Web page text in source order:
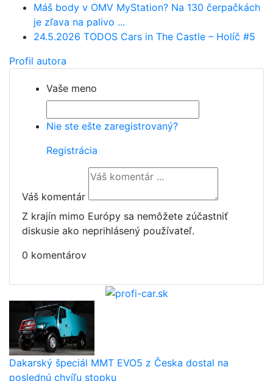
Máš body v OMV MyStation? Na 130 čerpačkách
je zľava na palivo ...
24.5.2026 TODOS Cars in The Castle – Holíč #5
Profil autora
Vaše meno
Nie ste ešte zaregistrovaný?
Registrácia
Váš komentár
Z krajín mimo Európy sa nemôžete zúčastniť
diskusie ako neprihlásený používateľ.
0 komentárov
Dakarský špeciál MMT EVO5 z Česka dostal na
poslednú chvíľu stopku